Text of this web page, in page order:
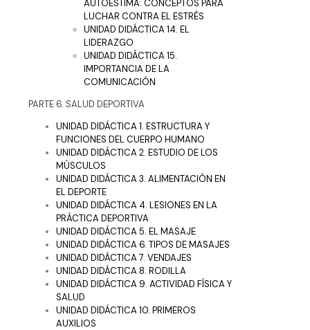
AUTOESTIMA: CONCEPTOS PARA
LUCHAR CONTRA EL ESTRÉS
UNIDAD DIDÁCTICA 14. EL
LIDERAZGO
UNIDAD DIDÁCTICA 15.
IMPORTANCIA DE LA
COMUNICACIÓN
PARTE 6. SALUD DEPORTIVA
UNIDAD DIDÁCTICA 1. ESTRUCTURA Y
FUNCIONES DEL CUERPO HUMANO
UNIDAD DIDÁCTICA 2. ESTUDIO DE LOS
MÚSCULOS
UNIDAD DIDÁCTICA 3. ALIMENTACIÓN EN
EL DEPORTE
UNIDAD DIDÁCTICA 4. LESIONES EN LA
PRÁCTICA DEPORTIVA
UNIDAD DIDÁCTICA 5. EL MASAJE
UNIDAD DIDÁCTICA 6. TIPOS DE MASAJES
UNIDAD DIDÁCTICA 7. VENDAJES
UNIDAD DIDÁCTICA 8. RODILLA
UNIDAD DIDÁCTICA 9. ACTIVIDAD FÍSICA Y
SALUD
UNIDAD DIDÁCTICA 10. PRIMEROS
AUXILIOS